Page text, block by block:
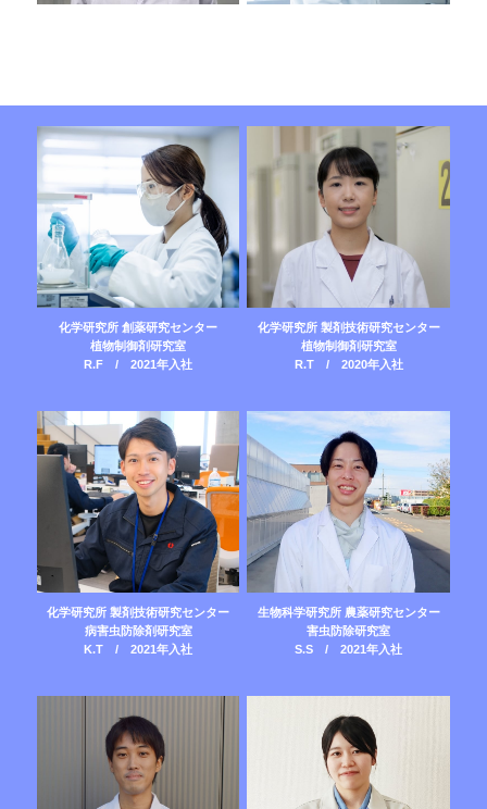
化学研究所 創薬研究センター
植物制御剤研究室
R.F / 2021年入社
化学研究所 製剤技術研究センター
植物制御剤研究室
R.T / 2020年入社
化学研究所 製剤技術研究センター
病害虫防除剤研究室
K.T / 2021年入社
生物科学研究所 農薬研究センター
害虫防除研究室
S.S / 2021年入社